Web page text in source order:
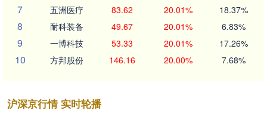
7 五洲医疗 83.62 20.01% 18.37%
8 耐科装备 49.67 20.01% 6.83%
9 一博科技 53.33 20.01% 17.26%
10 方邦股份 146.16 20.00% 7.68%
沪深京行情 实时轮播